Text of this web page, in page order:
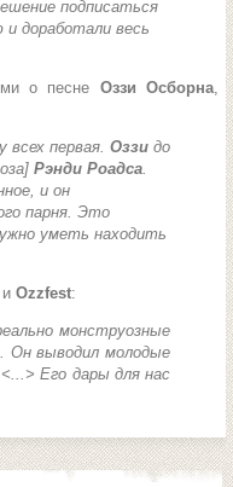
подписаться
доработали весь
о песне Оззи Осборна,
первая. Оззи до
Рэнди Роадса.
и он
парня. Это
уметь находить
и Ozzfest:
монструозные
. Он выводил молодые
Его дары для нас